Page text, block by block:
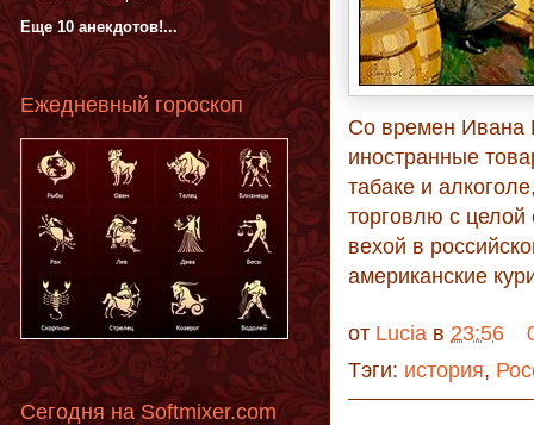
Со времен Ивана
иностранные
табаке и
торговлю с
вехой в
американские
от Lucia в 23:56
Тэги: история,
Еще 10 анекдотов!...
Ежедневный гороскоп
Сегодня на Softmixer.com